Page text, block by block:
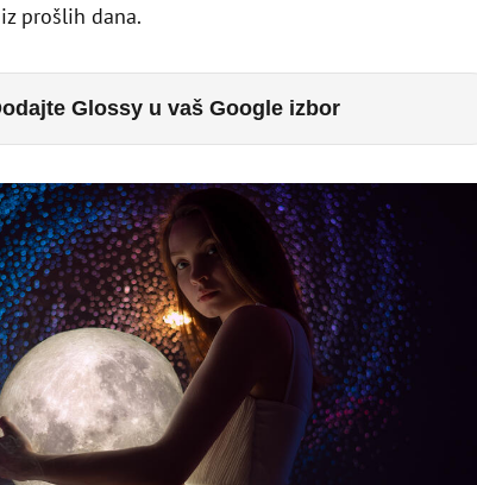
prošlih dana.
Glossy u vaš Google izbor